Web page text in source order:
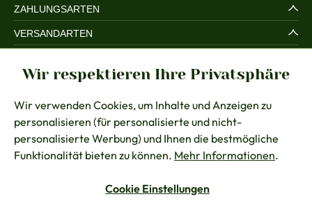
ZAHLUNGSARTEN
VERSANDARTEN
RECHTLICHES
BERATUNG
KONTAKT
Vertrag widerrufen
Wir respektieren Ihre Privatsphäre
Wir verwenden Cookies, um Inhalte und Anzeigen zu
personalisieren (für personalisierte und nicht-
personalisierte Werbung) und Ihnen die bestmögliche
Funktionalität bieten zu können. Mehr Informationen.
Cookie Einstellungen